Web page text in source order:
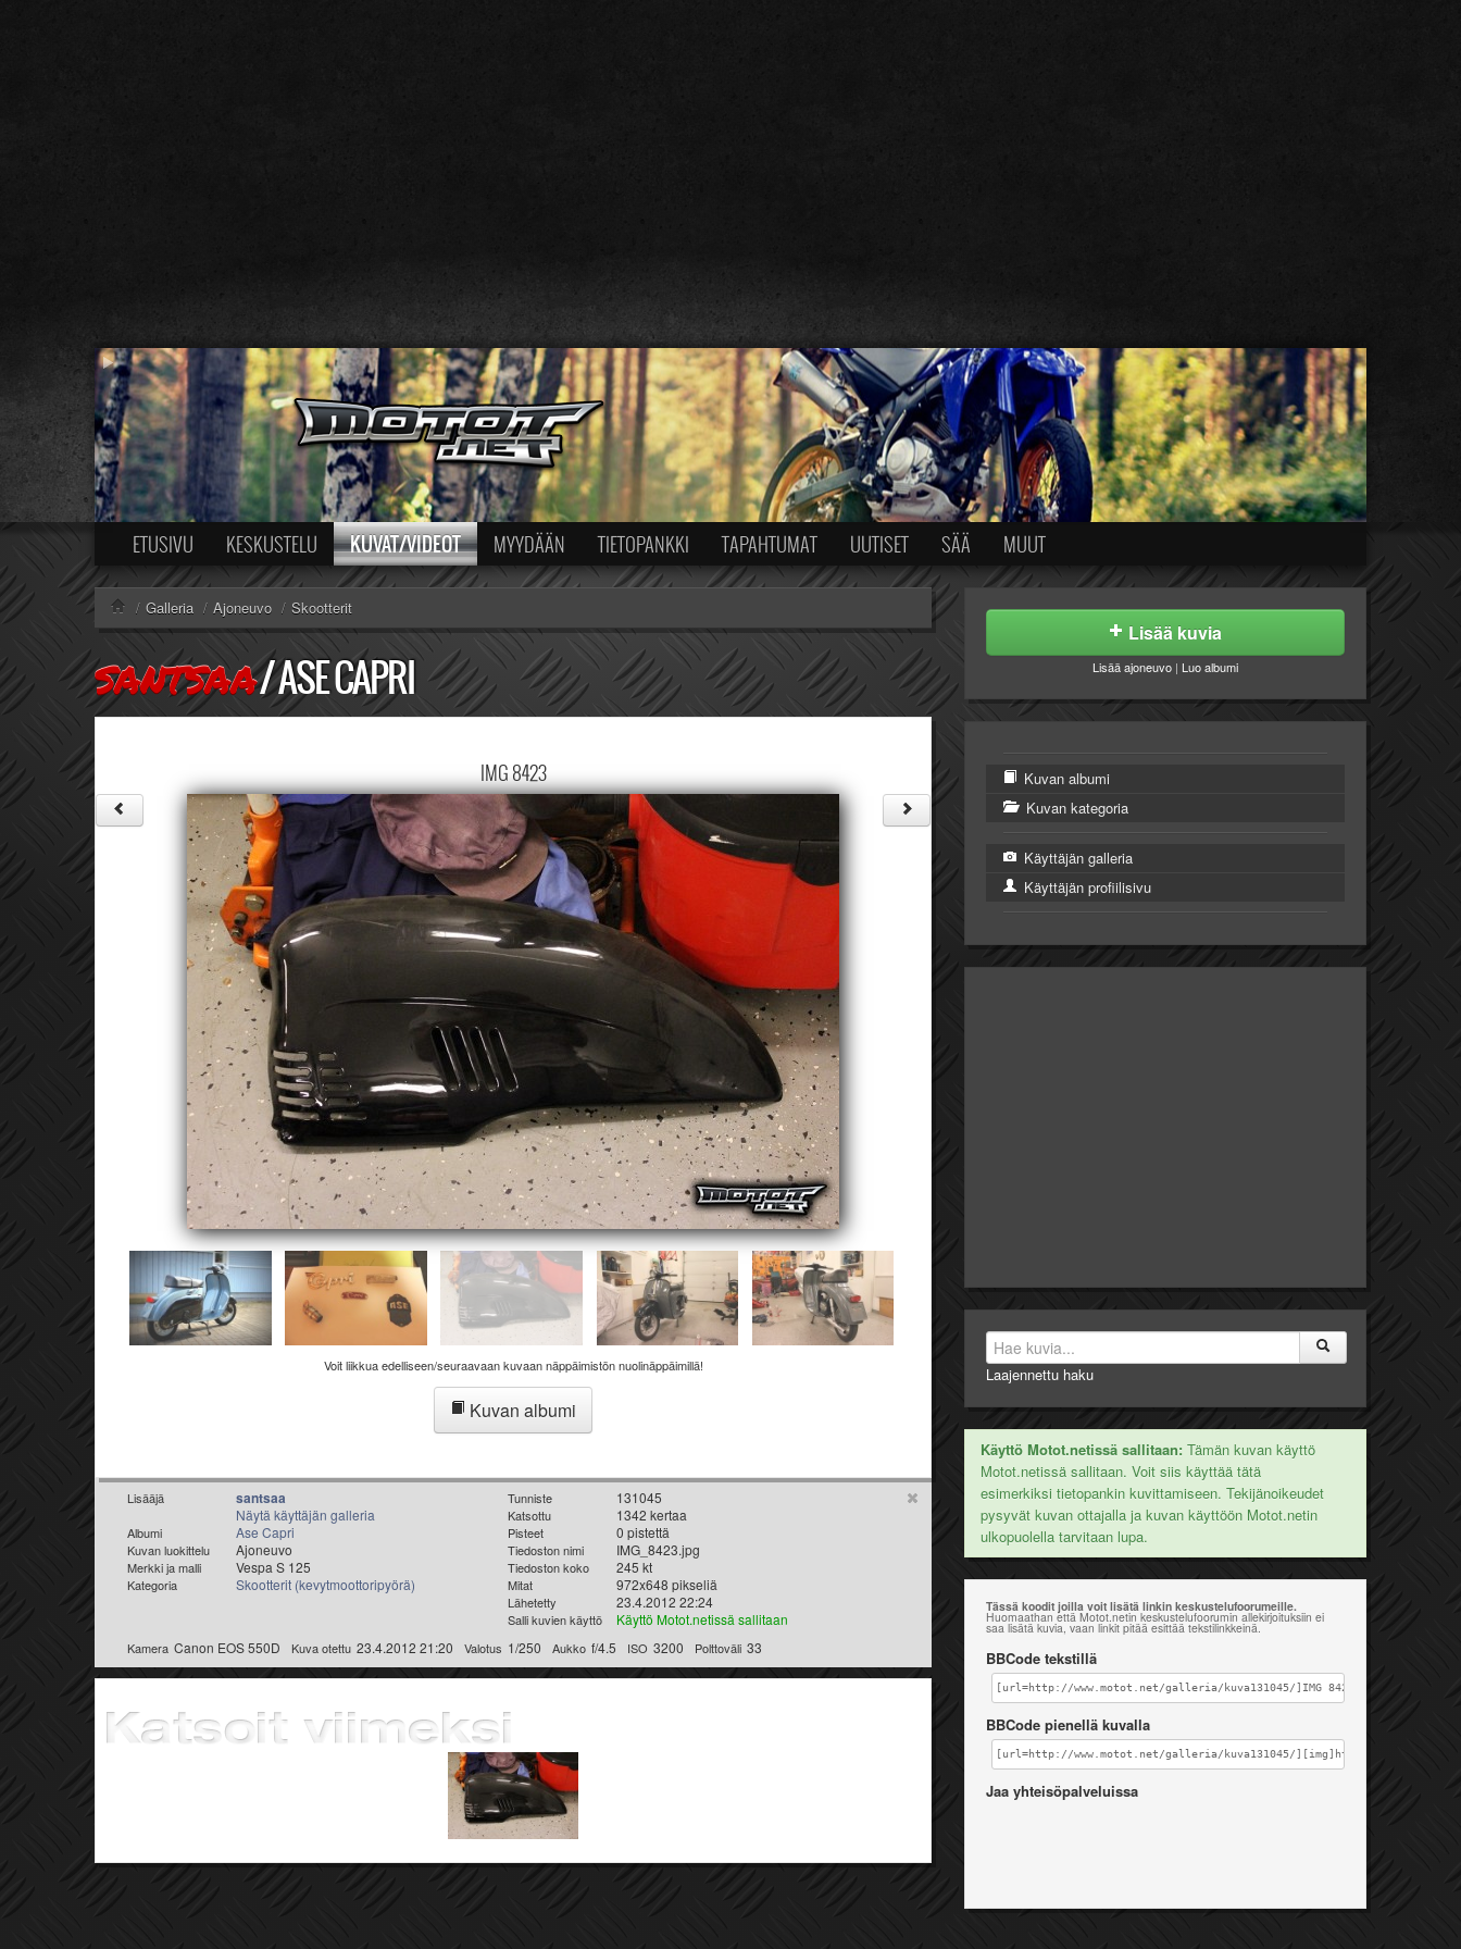
ETUSIVU KESKUSTELU KUVAT/VIDEOT MYYDÄÄN TIETOPANKKI TAPAHTUMAT UUTISET SÄÄ MUUT
/ Galleria / Ajoneuvo / Skootterit
SANTSAA/ASE CAPRI
IMG 8423
Voit liikkua edelliseen/seuraavaan kuvaan näppäimistön nuolinäppäimillä!
Kuvan albumi
Lisääjä santsaa
Näytä käyttäjän galleria
Albumi Ase Capri
Kuvan luokittelu Ajoneuvo
Merkki ja malli Vespa S 125
Kategoria Skootterit (kevytmoottoripyörä)
Tunniste 131045
Katsottu 1342 kertaa
Pisteet 0 pistettä
Tiedoston nimi IMG_8423.jpg
Tiedoston koko 245 kt
Mitat 972x648 pikseliä
Lähetetty 23.4.2012 22:24
Salli kuvien käyttö Käyttö Motot.netissä sallitaan
Kamera Canon EOS 550D Kuva otettu 23.4.2012 21:20 Valotus 1/250 Aukko f/4.5 ISO 3200 Polttoväli 33
Lisää kuvia
Lisää ajoneuvo | Luo albumi
Kuvan albumi
Kuvan kategoria
Käyttäjän galleria
Käyttäjän profiilisivu
Laajennettu haku
Käyttö Motot.netissä sallitaan: Tämän kuvan käyttö
Motot.netissä sallitaan. Voit siis käyttää tätä
esimerkiksi tietopankin kuvittamiseen. Tekijänoikeudet
pysyvät kuvan ottajalla ja kuvan käyttöön Motot.netin
ulkopuolella tarvitaan lupa.
Tässä koodit joilla voit lisätä linkin keskustelufoorumeille.
Huomaathan että Motot.netin keskustelufoorumin allekirjoituksiin ei
saa lisätä kuvia, vaan linkit pitää esittää tekstilinkkeinä.
BBCode tekstillä
[url=http://www.motot.net/galleria/kuva131045/]IMG 8423[/url]
BBCode pienellä kuvalla
[url=http://www.motot.net/galleria/kuva131045/][img]http://
Jaa yhteisöpalveluissa